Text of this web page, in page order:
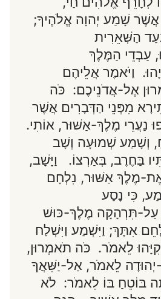
אֲשֶׁר שָׁמַע יְהוָה אֱלֹהֶיךָ;
הַשְּׁאֵרִית
עַבְדֵי הַמֶּלֶךְ
וַיֹּאמֶר אֲלֵיהֶם
אֶל-אֲדֹנֵיכֶם: כֹּה
מִפְּנֵי הַדְּבָרִים אֲשֶׁר
נַעֲרֵי מֶלֶךְ-אַשּׁוּר, אוֹתִי.
וְשָׁמַע שְׁמוּעָה וְשָׁב
בַּחֶרֶב, בְּאַרְצוֹ. וַיָּשָׁב,
מֶלֶךְ אַשּׁוּר, נִלְחָם
כִּי נָסַע
עַל-תִּרְהָקָה מֶלֶךְ-כּוּשׁ
אִתָּךְ; וַיִּשְׁמַע וַיִּשְׁלַח
לֵאמֹר. כֹּה תֹאמְרוּן,
יְהוּדָה לֵאמֹר, אַל-יַשִּׁאֲךָ
בּוֹטֵחַ בּוֹ לֵאמֹר: לֹא